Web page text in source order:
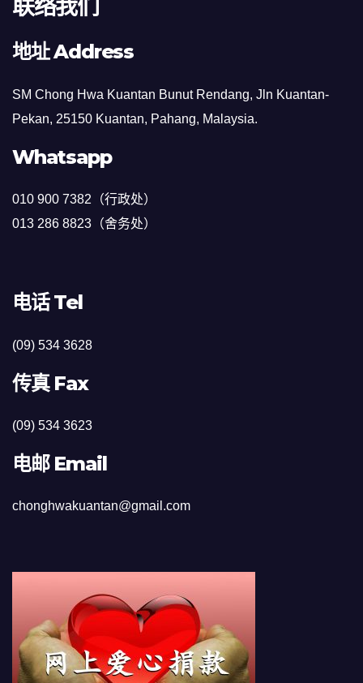
联络我们
地址 Address
SM Chong Hwa Kuantan Bunut Rendang, Jln Kuantan-
Pekan, 25150 Kuantan, Pahang, Malaysia.
Whatsapp
010 900 7382（行政处）
013 286 8823（舍务处）
电话 Tel
(09) 534 3628
传真 Fax
(09) 534 3623
电邮 Email
chonghwakuantan@gmail.com